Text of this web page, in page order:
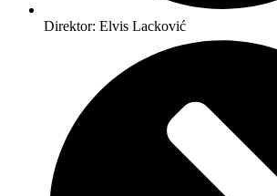
Direktor: Elvis Lacković